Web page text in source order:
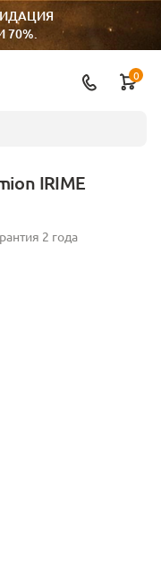
70%.
0
IRIME
2 года